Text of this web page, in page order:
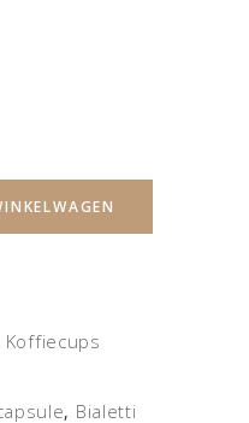
Koffiecups
, Bialetti